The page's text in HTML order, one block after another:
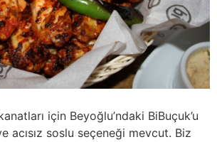
için Beyoğlu’ndaki BiBuçuk’u
acısız soslu seçeneği mevcut. Biz